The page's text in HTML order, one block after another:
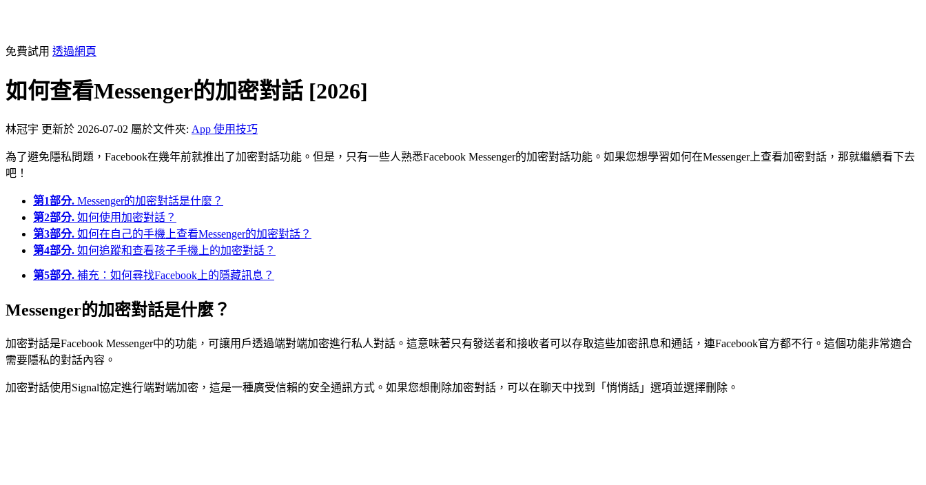
免費試用 透過網頁
如何查看Messenger的加密對話 [2026]
林冠宇 更新於 2026-07-02 屬於文件夾: App 使用技巧
為了避免隱私問題，Facebook在幾年前就推出了加密對話功能。但是，只有一些人熟悉Facebook Messenger的加密對話功能。如果您想學習如何在Messenger上查看加密對話，那就繼續看下去
吧！
第1部分. Messenger的加密對話是什麼？
第2部分. 如何使用加密對話？
第3部分. 如何在自己的手機上查看Messenger的加密對話？
第4部分. 如何追蹤和查看孩子手機上的加密對話？
第5部分. 補充：如何尋找Facebook上的隱藏訊息？
Messenger的加密對話是什麼？
加密對話是Facebook Messenger中的功能，可讓用戶透過端對端加密進行私人對話。這意味著只有發送者和接收者可以存取這些加密訊息和通話，連Facebook官方都不行。這個功能非常適合
需要隱私的對話內容。
加密對話使用Signal協定進行端對端加密，這是一種廣受信賴的安全通訊方式。如果您想刪除加密對話，可以在聊天中找到「悄悄話」選項並選擇刪除。